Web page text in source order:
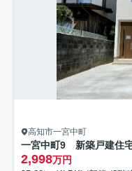
高知市一宮中町
一宮中町9 新築戸建住
2,998万円